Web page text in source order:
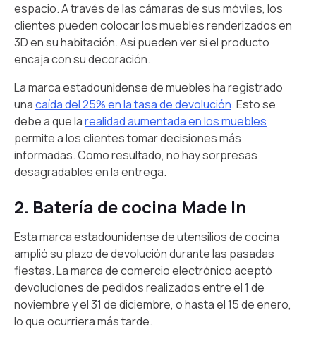
espacio. A través de las cámaras de sus móviles, los
clientes pueden colocar los muebles renderizados en
3D en su habitación. Así pueden ver si el producto
encaja con su decoración.
La marca estadounidense de muebles ha registrado
unacaída del 25% en la tasa de devolución. Esto se
debe a que larealidad aumentada en los muebles
permite a los clientes tomar decisiones más
informadas. Como resultado, no hay sorpresas
desagradables en la entrega.
2. Batería de cocina Made In
Esta marca estadounidense de utensilios de cocina
amplió su plazo de devolución durante las pasadas
fiestas. La marca de comercio electrónico aceptó
devoluciones de pedidos realizados entre el 1 de
noviembre y el 31 de diciembre, o hasta el 15 de enero,
lo que ocurriera más tarde.